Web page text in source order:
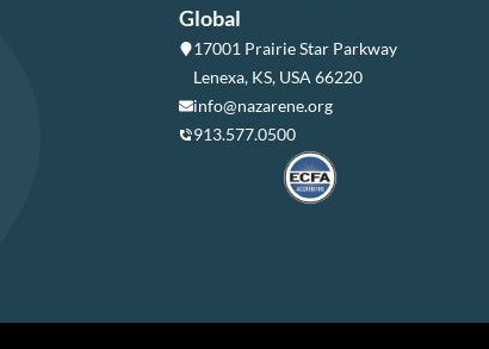
Global
17001 Prairie Star Parkway
Lenexa, KS, USA 66220
info@nazarene.org
913.577.0500